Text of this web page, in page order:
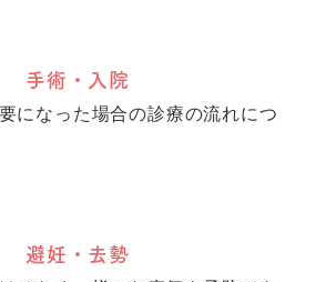
手術・入院
になった場合の診療の流れにつ
避妊・去勢